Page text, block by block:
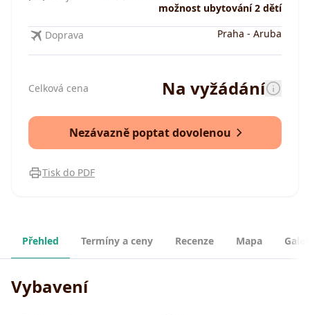
možnost ubytování 2 dětí
Doprava Praha - Aruba
Celková cena Na vyžádání
Nezávazně poptat dovolenou
Tisk do PDF
Přehled Termíny a ceny Recenze Mapa
Vybavení